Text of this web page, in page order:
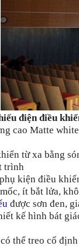
điện điều
cao Matte
từ xa bằng
trình
kiện điều
ít bắt lửa,
được sơn đen,
kế hình bát
thể treo cố